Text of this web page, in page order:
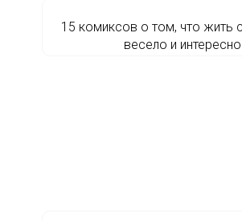
15 комиксов о том, что жить
весело и интересно